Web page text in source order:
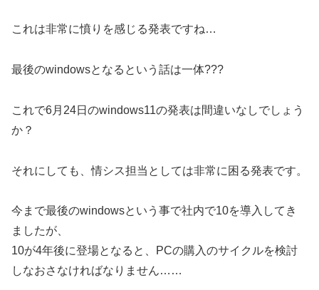
これは非常に憤りを感じる発表ですね…
最後のwindowsとなるという話は一体???
これで6月24日のwindows11の発表は間違いなしでしょう
か？
それにしても、情シス担当としては非常に困る発表です。
今まで最後のwindowsという事で社内で10を導入してき
ましたが、
10が4年後に登場となると、PCの購入のサイクルを検討
しなおさなければなりません……